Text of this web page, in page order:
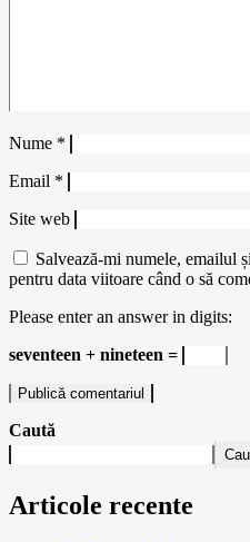
Nume *
Email *
Site web
Salvează-mi numele, emailul
pentru data viitoare când o să
Please enter an answer in digits:
seventeen + nineteen =
Caută
Articole recente